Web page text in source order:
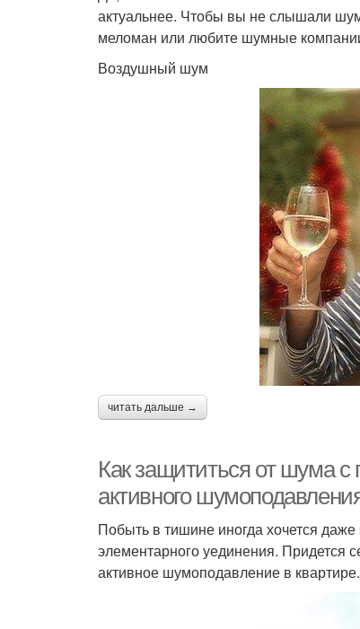
актуальнее. Чтобы вы не слышали
меломан или любите шумные
Воздушный шум
читать дальше →
Как защититься от шума
активного
Побыть в тишине иногда хочется
элементарного уединения. Придется
активное шумоподавление в квартире.